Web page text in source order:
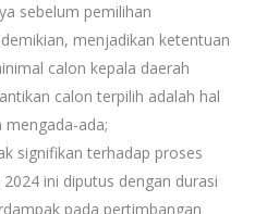
sebelum pemilihan
menjadikan ketentuan
calon kepala daerah
calon terpilih adalah hal
mengada-ada;
signifikan terhadap proses
ini diputus dengan durasi
pada pertimbangan